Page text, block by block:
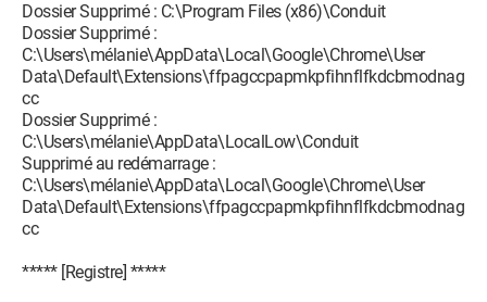
Dossier Supprimé : C:\Program Files (x86)\Conduit
Dossier Supprimé :
C:\Users\mélanie\AppData\Local\Google\Chrome\User
Data\Default\Extensions\ffpagccpapmkpfihnflfkdcbmodnag
cc
Dossier Supprimé :
C:\Users\mélanie\AppData\LocalLow\Conduit
Supprimé au redémarrage :
C:\Users\mélanie\AppData\Local\Google\Chrome\User
Data\Default\Extensions\ffpagccpapmkpfihnflfkdcbmodnag
cc
***** [Registre] *****